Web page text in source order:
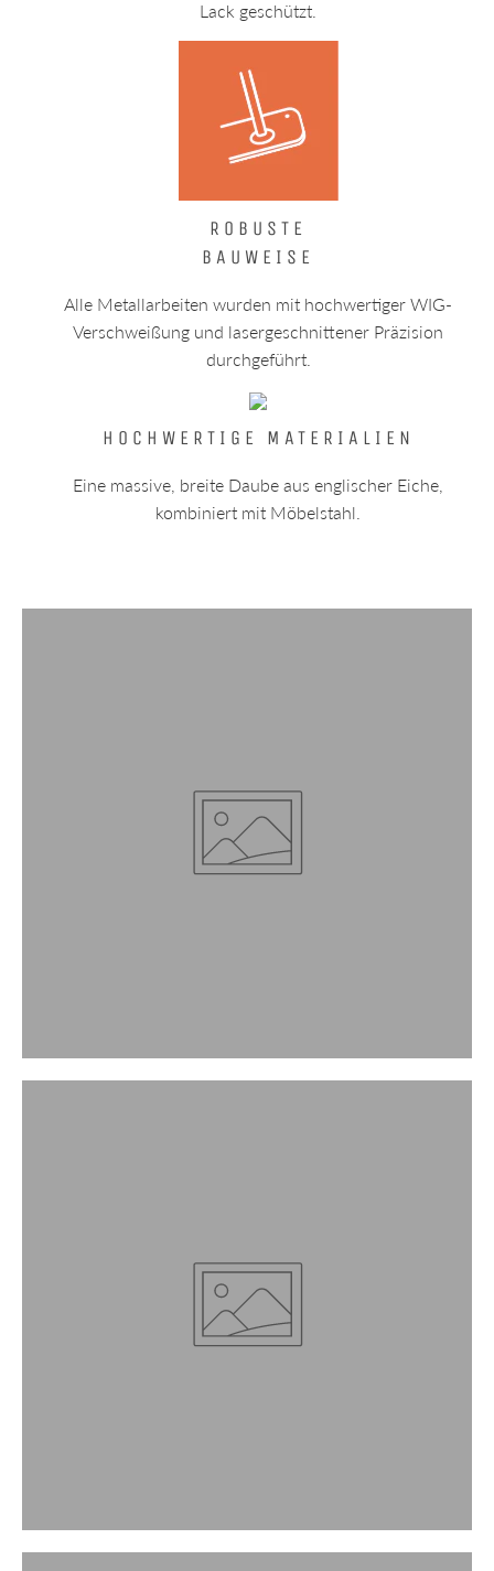
Lack geschützt.
ROBUSTE
BAUWEISE
Alle Metallarbeiten wurden mit hochwertiger WIG-
Verschweißung und lasergeschnittener Präzision
durchgeführt.
HOCHWERTIGE MATERIALIEN
Eine massive, breite Daube aus englischer Eiche,
kombiniert mit Möbelstahl.